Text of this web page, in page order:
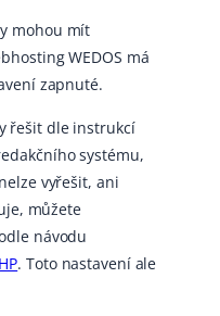
mohou mít
WEDOS má
zapnuté.
řešit dle instrukcí
systému,
vyřešit, ani
můžete
návodu
. Toto nastavení ale